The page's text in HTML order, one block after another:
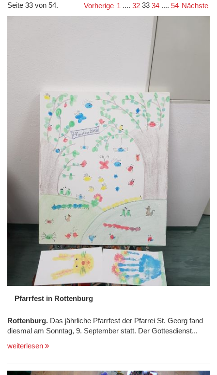
Seite 33 von 54. Vorherige 1 .... 32 33 34 .... 54 Nächste
Pfarrfest in Rottenburg
Rottenburg. Das jährliche Pfarrfest der Pfarrei St. Georg fand
diesmal am Sonntag, 9. September statt. Der Gottesdienst...
weiterlesen